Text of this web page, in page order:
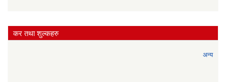
कर तथा शुल्कहरु
अन्य